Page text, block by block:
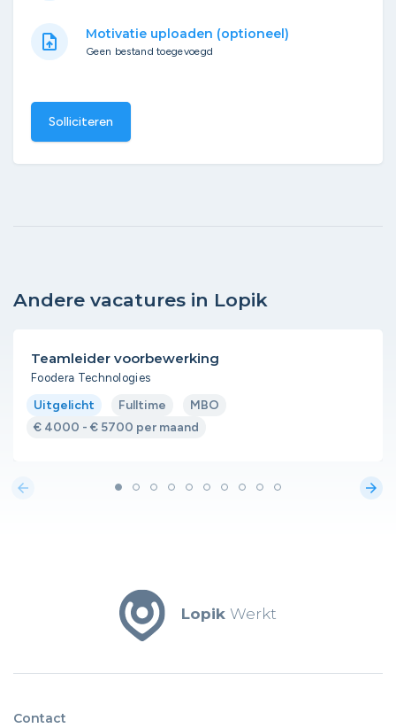
upload_file Motivatie uploaden (optioneel)
Geen bestand toegevoegd
Solliciteren
Andere vacatures in Lopik
Teamleider voorbewerking
Foodera Technologies
Uitgelicht Fulltime
MBO
€ 4000 - € 5700 per maand
arrow_back arrow_forward
Lopik Werkt
Contact